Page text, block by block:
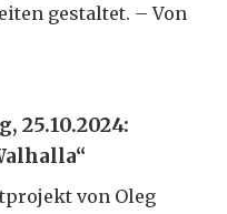
gestaltet. – Von
25.10.2024:
von Oleg